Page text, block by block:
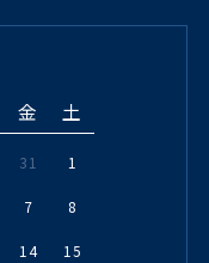
金 土
31 1
7 8
14 15